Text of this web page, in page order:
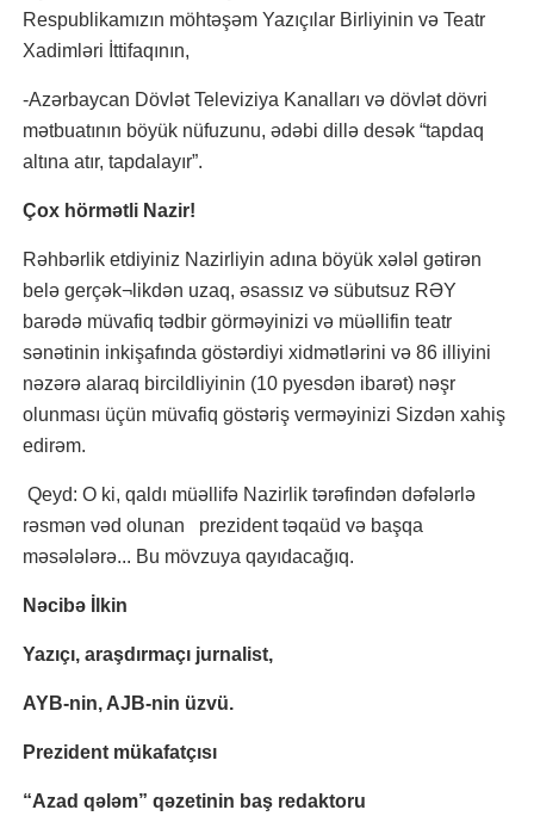
Respublikamızın möhtəşəm Yazıçılar Birliyinin və Teatr
Xadimləri İttifaqının,
-Azərbaycan Dövlət Televiziya Kanalları və dövlət dövri
mətbuatının böyük nüfuzunu, ədəbi dillə desək “tapdaq
altına atır, tapdalayır”.
Çox hörmətli Nazir!
Rəhbərlik etdiyiniz Nazirliyin adına böyük xələl gətirən
belə gerçək¬likdən uzaq, əsassız və sübutsuz RƏY
barədə müvafiq tədbir görməyinizi və müəllifin teatr
sənətinin inkişafında göstərdiyi xidmətlərini və 86 illiyini
nəzərə alaraq bircildliyinin (10 pyesdən ibarət) nəşr
olunması üçün müvafiq göstəriş verməyinizi Sizdən xahiş
edirəm.
Qeyd: O ki, qaldı müəllifə Nazirlik tərəfindən dəfələrlə
rəsmən vəd olunan prezident təqaüd və başqa
məsələlərə... Bu mövzuya qayıdacağıq.
Nəcibə İlkin
Yazıçı, araşdırmaçı jurnalist,
AYB-nin, AJB-nin üzvü.
Prezident mükafatçısı
“Azad qələm” qəzetinin baş redaktoru